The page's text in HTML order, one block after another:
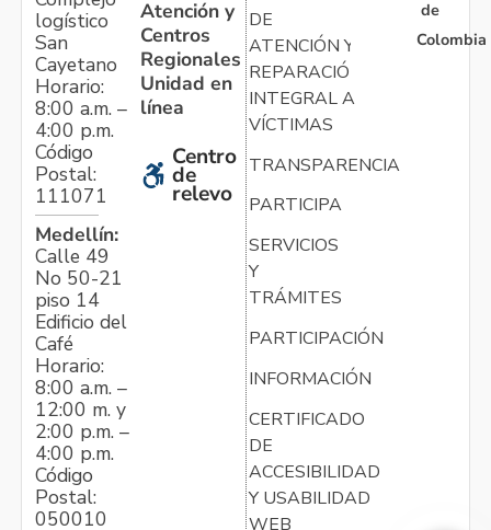
logístico
San
Cayetano
Horario:
8:00 a.m. –
4:00 p.m.
Código
Postal:
111071
Medellín:
Calle 49
No 50-21
piso 14
Edificio del
Café
Horario:
8:00 a.m. –
12:00 m. y
2:00 p.m. –
4:00 p.m.
Código
Postal:
050010
Atención y
Centros
Regionales
Unidad en
línea
Centro
de
relevo
DE
ATENCIÓN Y
REPARACIÓN
INTEGRAL A
VÍCTIMAS
TRANSPARENCIA
PARTICIPA
SERVICIOS
Y
TRÁMITES
PARTICIPACIÓN
INFORMACIÓN
CERTIFICADO
DE
ACCESIBILIDAD
Y USABILIDAD
WEB
de
Colombia